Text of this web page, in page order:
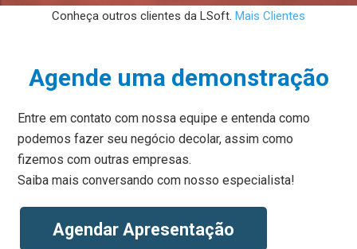
Conheça outros clientes da LSoft. Mais Clientes
Agende uma demonstração
Entre em contato com nossa equipe e entenda como
podemos fazer seu negócio decolar, assim como
fizemos com outras empresas.
Saiba mais conversando com nosso especialista!
Agendar Apresentação